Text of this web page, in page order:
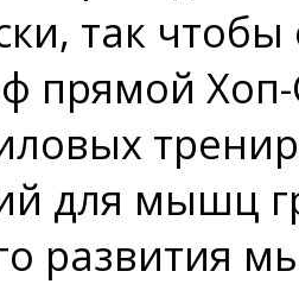
так
прямой
для мышц
развития